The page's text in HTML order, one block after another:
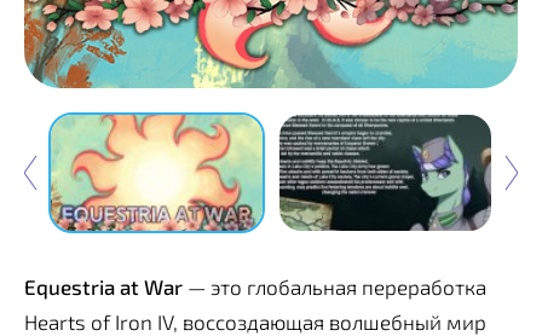
Equestria at War — это глобальная переработка
Hearts of Iron IV, воссоздающая волшебный мир